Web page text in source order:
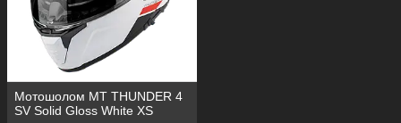
Мотошолом MT THUNDER 4
SV Solid Gloss White XS